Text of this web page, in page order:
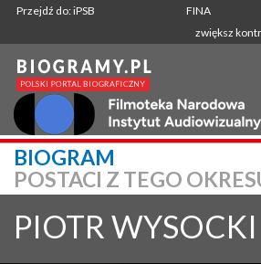
Przejdź do: iPSB
FINA
zwiększ
SZUKANA
BIOGRAM
POSTACI Z TEGO
PIOTR WYSOCKI